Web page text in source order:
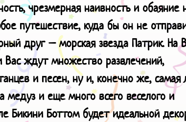
чрезмерная наивность и обаяние
путешествие, куда бы он не
друг – морская звезда Патрик. На
ждут множество развлечений,
и песен, ну и, конечно же,
медуз и еще много всего веселого и
Бикини Боттом будет идеальной